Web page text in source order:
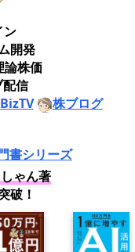
ン
開発
論株価
配信
株ブログ
書シリーズ
ゃん著
破！